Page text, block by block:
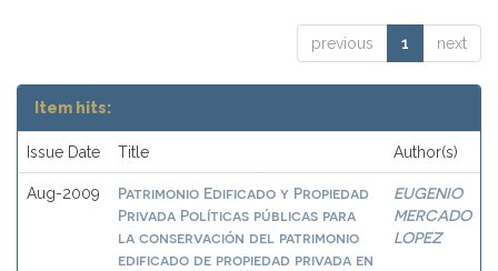
previous 1 next
Item hits:
Issue Date Title Author(s)
Aug-2009
Patrimonio Edificado y Propiedad
Privada Políticas públicas para
la conservación del patrimonio
edificado de propiedad privada en
EUGENIO
MERCADO
LOPEZ